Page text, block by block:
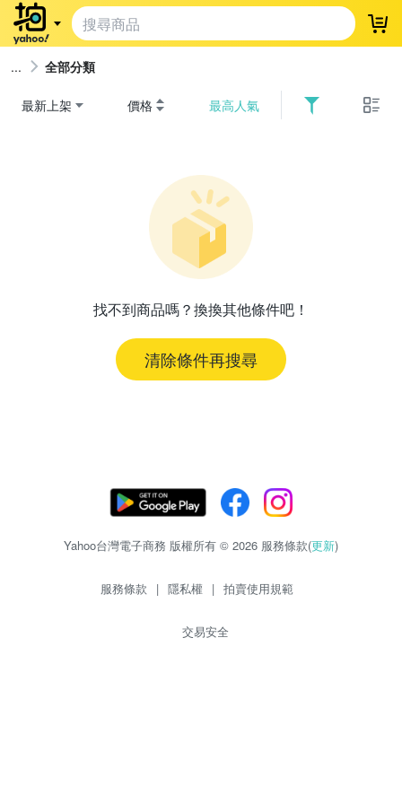
登
全部分類
最新上架 價格 最高人氣
找不到商品嗎？換換其他條件吧！
清除條件再搜尋
Yahoo台灣電子商務 版權所有 © 2026 服務條款(更新)
服務條款 | 隱私權 | 拍賣使用規範
交易安全